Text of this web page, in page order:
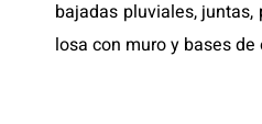
bajadas pluviales,
losa con muro y bases de